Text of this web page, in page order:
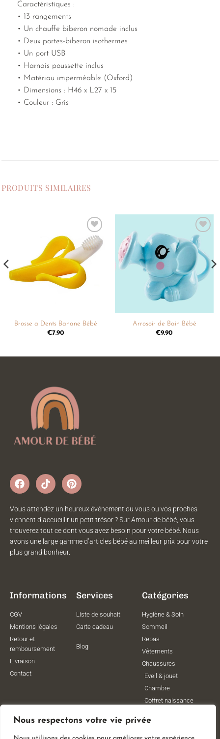
Nous respectons votre vie privée
Caractéristiques :
• 13 rangements
• Un chauffe biberon nomade inclus
• Deux portes-biberon isothermes
• Un port USB
• Harnais poussette inclus
• Matériau imperméable (Oxford)
• Dimensions : H46 x L27 x 15
• Couleur : Gris
PRODUITS SIMILAIRES
Ajouter
à la
liste de
souhaits
Brosse a Dents Banane Bébé
€7.90
Ajouter
à la
liste de
souhaits
Arrosoir de Bain Bébé
€9.90
Vous attendez un heureux événement ou vous ou vos proches
viennent d’accueillir un petit trésor ? Sur Amour de bébé, vous
trouverez tout ce dont vous avez besoin pour votre bébé. Nous
avons une large gamme d’articles bébé au meilleur prix pour votre
plus grand bonheur.
Informations
CGV
Mentions légales
Retour et
remboursement
Livraison
Contact
Services
Liste de souhait
Carte cadeau
Blog
Catégories
Hygiène & Soin
Sommeil
Repas
Vêtements
Chaussures
Eveil & jouet
Chambre
Coffret naissance
Vêtements de
grossesse